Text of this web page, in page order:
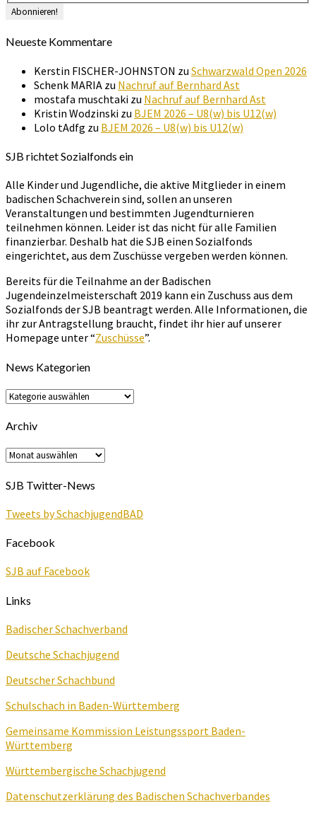
Neueste Kommentare
Kerstin FISCHER-JOHNSTON zu Schwarzwald Open 2026
Schenk MARIA zu Nachruf auf Bernhard Ast
mostafa muschtaki zu Nachruf auf Bernhard Ast
Kristin Wodzinski zu BJEM 2026 – U8(w) bis U12(w)
Lolo tAdfg zu BJEM 2026 – U8(w) bis U12(w)
SJB richtet Sozialfonds ein
Alle Kinder und Jugendliche, die aktive Mitglieder in einem
badischen Schachverein sind, sollen an unseren
Veranstaltungen und bestimmten Jugendturnieren
teilnehmen können. Leider ist das nicht für alle Familien
finanzierbar. Deshalb hat die SJB einen Sozialfonds
eingerichtet, aus dem Zuschüsse vergeben werden können.
Bereits für die Teilnahme an der Badischen
Jugendeinzelmeisterschaft 2019 kann ein Zuschuss aus dem
Sozialfonds der SJB beantragt werden. Alle Informationen, die
ihr zur Antragstellung braucht, findet ihr hier auf unserer
Homepage unter “Zuschüsse”.
News Kategorien
News
Kategorien
Archiv
Archiv
SJB Twitter-News
Tweets by SchachjugendBAD
Facebook
SJB auf Facebook
Links
Badischer Schachverband
Deutsche Schachjugend
Deutscher Schachbund
Schulschach in Baden-Württemberg
Gemeinsame Kommission Leistungssport Baden-
Württemberg
Württembergische Schachjugend
Datenschutzerklärung des Badischen Schachverbandes